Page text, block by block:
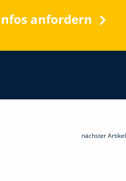
anfordern
nächster Artikel